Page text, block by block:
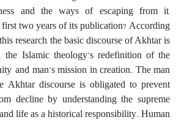
and the ways of escaping from it,
two years of its publication? According
research, the basic discourse of Akhtar is
the Islamic theology’s redefinition of the
and man’s mission in creation. The man
Akhtar discourse is obligated to prevent
decline by understanding the supreme
life as a historical responsibility. Human